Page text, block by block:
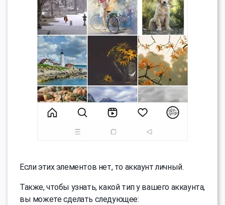
Если этих элементов нет, то аккаунт личный.
Также, чтобы узнать, какой тип у вашего аккаунта,
вы можете сделать следующее: